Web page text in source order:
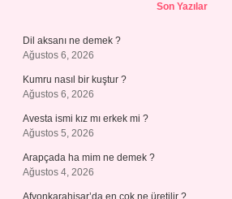
Son Yazılar
Dil aksanı ne demek ?
Ağustos 6, 2026
Kumru nasıl bir kuştur ?
Ağustos 6, 2026
Avesta ismi kız mı erkek mi ?
Ağustos 5, 2026
Arapçada ha mim ne demek ?
Ağustos 4, 2026
Afyonkarahisar’da en çok ne üretilir ?